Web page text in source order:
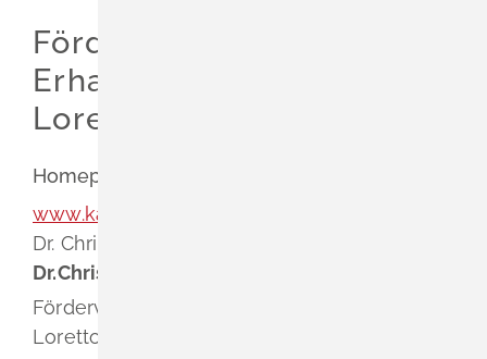
Förderverein zur
Erhaltung der
Lorettokapelle e.V.
Homepage
www.kath-schliengen.de
Dr. Christian
Dr.Christian
Förderverein zur Erhaltung der
Lorettokapelle e.V.